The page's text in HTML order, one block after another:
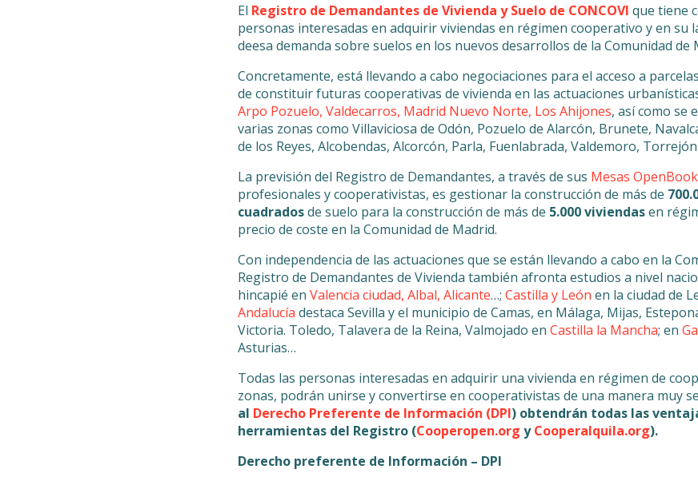
El Registro de Demandantes de Vivienda y Suelo de CONCOVI que tiene
personas interesadas en adquirir viviendas en régimen cooperativo y en su
deesa demanda sobre suelos en los nuevos desarrollos de la Comunidad de
Concretamente, está llevando a cabo negociaciones para el acceso a
de constituir futuras cooperativas de vivienda en las actuaciones
Arpo Pozuelo, Valdecarros, Madrid Nuevo Norte, Los Ahijones, así como se
varias zonas como Villaviciosa de Odón, Pozuelo de Alarcón, Brunete,
de los Reyes, Alcobendas, Alcorcón, Parla, Fuenlabrada, Valdemoro,
La previsión del Registro de Demandantes, a través de sus Mesas OpenBook
profesionales y cooperativistas, es gestionar la construcción de más de
cuadradosde suelo para la construcción de más de 5.000 viviendasen
precio de coste en la Comunidad de Madrid.
Con independencia de las actuaciones que se están llevando a cabo en la
Registro de Demandantes de Vivienda también afronta estudios a nivel
hincapié en Valencia ciudad, Albal, Alicante…; Castilla y León en la ciudad de
Andalucía destaca Sevilla y el municipio de Camas, en Málaga, Mijas,
Victoria. Toledo, Talavera de la Reina, Valmojado en Castilla la Mancha; en
Asturias…
Todas las personas interesadas en adquirir una vivienda en régimen de
zonas, podrán unirse y convertirse en cooperativistas de una manera muy
al Derecho Preferente de Información (DPI) obtendrán todas las
herramientas del Registro (Cooperopen.org yCooperalquila.org).
Derecho preferente de Información – DPI